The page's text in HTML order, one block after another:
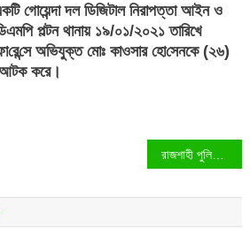
গোয়েন্দা দল ডিজিটাল নিরাপত্তা আইন ও
পল্টন থানায় ১৯/০১/২০২১ তারিখে
অভিযুক্ত মোঃ কাওসার হো‌সেনকে (২৬)
আটক করে।
রাজশাহী পুলিশের মাসিক অপরাধ পর্যালোচনা সভা অনুষ্ঠিত